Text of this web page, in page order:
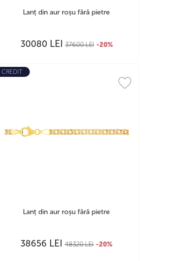
Lanț din aur roșu fără pietre
30080 LEI 37600LEI -20%
CREDIT
Lanț din aur roșu fără pietre
38656 LEI 48320LEI -20%